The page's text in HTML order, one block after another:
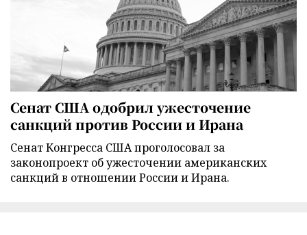
Сенат США одобрил ужесточение
санкций против России и Ирана
Сенат Конгресса США проголосовал за
законопроект об ужесточении американских
санкций в отношении России и Ирана.